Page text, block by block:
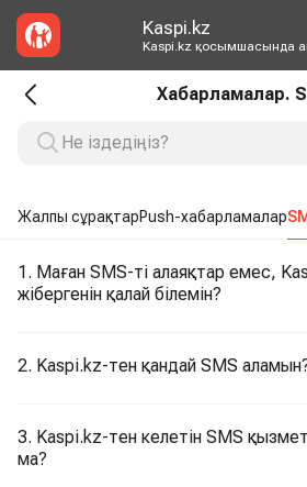
Kaspi.kz
Kaspi.kz қосымшасында
Хабарламалар.
Жалпы сұрақтарPush-хабарламалар
1. Маған SMS-ті алаяқтар емес,
жібергенін қалай білемін?
2. Kaspi.kz-тен қандай SMS
3. Kaspi.kz-тен келетін SMS
ма?